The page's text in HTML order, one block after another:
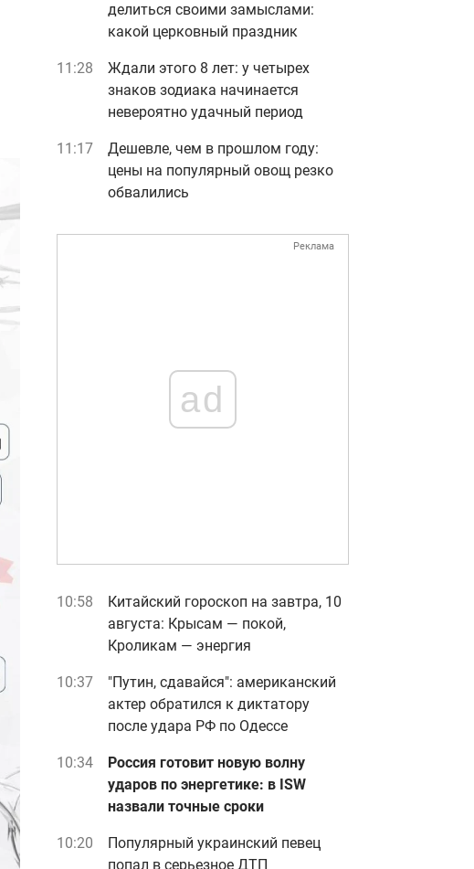
делиться своими замыслами:
какой церковный праздник
11:28
Ждали этого 8 лет: у четырех
знаков зодиака начинается
невероятно удачный период
11:17
Дешевле, чем в прошлом году:
цены на популярный овощ резко
обвалились
Реклама
ad
10:58
Китайский гороскоп на завтра, 10
августа: Крысам — покой,
Кроликам — энергия
10:37
"Путин, сдавайся": американский
актер обратился к диктатору
после удара РФ по Одессе
10:34
Россия готовит новую волну
ударов по энергетике: в ISW
назвали точные сроки
10:20
Популярный украинский певец
попал в серьезное ДТП